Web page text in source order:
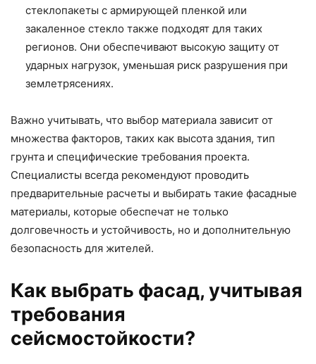
стеклопакеты с армирующей пленкой или
закаленное стекло также подходят для таких
регионов. Они обеспечивают высокую защиту от
ударных нагрузок, уменьшая риск разрушения при
землетрясениях.
Важно учитывать, что выбор материала зависит от
множества факторов, таких как высота здания, тип
грунта и специфические требования проекта.
Специалисты всегда рекомендуют проводить
предварительные расчеты и выбирать такие фасадные
материалы, которые обеспечат не только
долговечность и устойчивость, но и дополнительную
безопасность для жителей.
Как выбрать фасад, учитывая
требования
сейсмостойкости?